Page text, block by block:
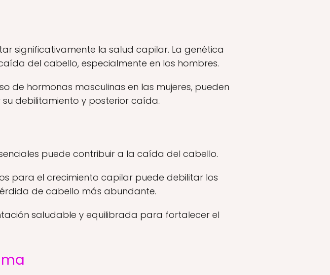
significativamente la salud capilar. La genética
del cabello, especialmente en los hombres.
de hormonas masculinas en las mujeres, pueden
debilitamiento y posterior caída.
puede contribuir a la caída del cabello.
para el crecimiento capilar puede debilitar los
de cabello más abundante.
saludable y equilibrada para fortalecer el